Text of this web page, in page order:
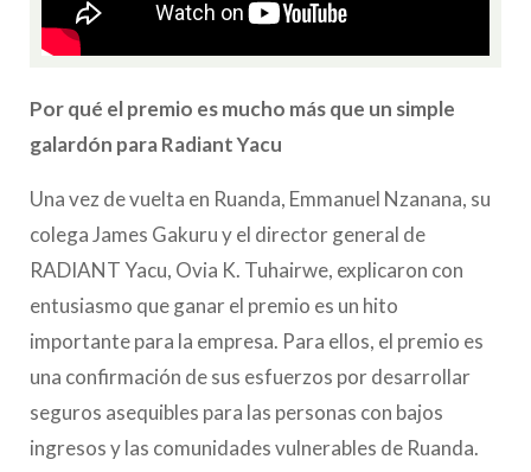
Por qué el premio es mucho más que un simple
galardón para Radiant Yacu
Una vez de vuelta en Ruanda, Emmanuel Nzanana, su
colega James Gakuru y el director general de
RADIANT Yacu, Ovia K. Tuhairwe, explicaron con
entusiasmo que ganar el premio es un hito
importante para la empresa. Para ellos, el premio es
una confirmación de sus esfuerzos por desarrollar
seguros asequibles para las personas con bajos
ingresos y las comunidades vulnerables de Ruanda.